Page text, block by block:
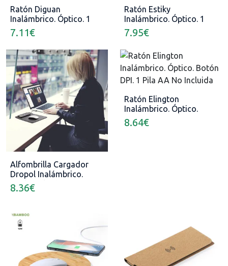
Ratón Diguan
Inalámbrico. Óptico. 1
Pila AA No Incluida
7.11€
Ratón Estiky
Inalámbrico. Óptico. 1
Pila AA No Incluida
7.95€
Alfombrilla Cargador
Dropol Inalámbrico.
Cable Incluido
8.36€
Ratón Elington
Inalámbrico. Óptico.
Botón DPI. 1 Pila AA No
Incluida
8.64€